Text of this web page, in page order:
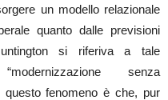
un modello relazionale
quanto dalle previsioni
si riferiva a tale
senza
questo fenomeno è che, pur